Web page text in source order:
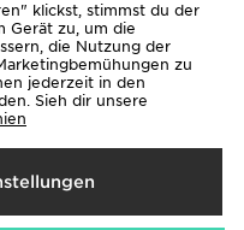
klickst, stimmst du der
Gerät zu, um die
die Nutzung der
zu
jederzeit in den
Sieh dir unsere